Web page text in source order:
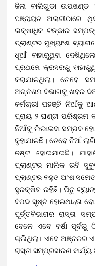
ଜିଲା ବାଲିଗୁଡା ଉପଖଣ୍ଡ
ପଞ୍ଚାୟତ
ଲକ୍ଷାଧିକ ଟଙ୍କାର
ପ୍ଲାଣ୍ଟର ମୁଖ୍ୟାଂଶ
ଧୂଆଁ ବାହାରୁଥିବା
ପ୍ରଥମେ କ୍ରସରରୁ
କରାଯାଇଥିଲା। ତେବେ
ଅଗ୍ନିଶମ ବିଭାଗକୁ ଖବର
କର୍ମଚାରୀ ପହଞ୍ଚି ନିଆଁକୁ
ପ୍ରାୟ ୨ ଘଣ୍ଟା ପରିଶ୍ରମ
ନିଆଁକୁ ଲିଭାଇବା ସମ୍ଭବ
କୁହାଯାଇଛି। ତେବେ ନିଆଁ
ନଷ୍ଟ ହୋଇଯାଇଛି।
ପ୍ଲାଣ୍ଟର ମାଲିକ ରବି
ପ୍ଲାଣ୍ଟର ବହୁତ ଅଂଶ
ସୁରକ୍ଷିତ ରହିଛି। ପିଚୁ
ବିପଦ ସୃଷ୍ଟି ହୋଇଥାନ୍ତା
ପୂର୍ତ୍ତବିଭାଗର ରାସ୍ତା
ବେଳେ ଏବେ ବର୍ଷା ପୂର୍ବରୁ
ଚାଲିଥିଲା। ଏବେ ଅଞ୍ଚଳର
ରାସ୍ତା ସମ୍ପ୍ରସାରଣ